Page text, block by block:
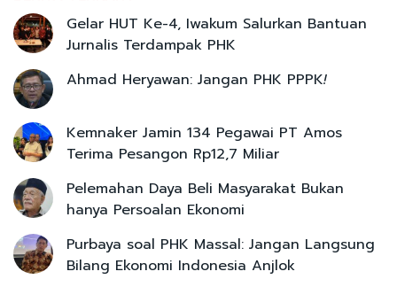
Gelar HUT Ke-4, Iwakum Salurkan Bantuan
Jurnalis Terdampak PHK
Ahmad Heryawan: Jangan PHK PPPK!
Kemnaker Jamin 134 Pegawai PT Amos
Terima Pesangon Rp12,7 Miliar
Pelemahan Daya Beli Masyarakat Bukan
hanya Persoalan Ekonomi
Purbaya soal PHK Massal: Jangan Langsung
Bilang Ekonomi Indonesia Anjlok